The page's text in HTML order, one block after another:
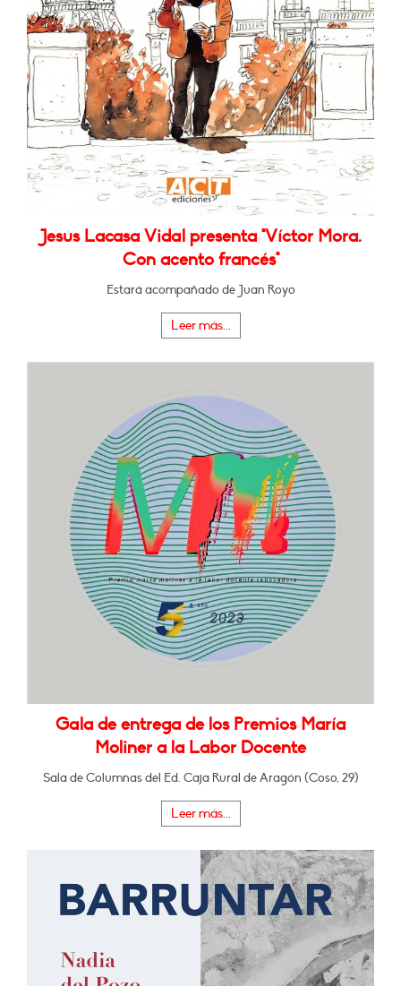
Jesus Lacasa Vidal presenta "Víctor Mora.
Con acento francés"
Estará acompañado de Juan Royo
Leer más...
Gala de entrega de los Premios María
Moliner a la Labor Docente
Sala de Columnas del Ed. Caja Rural de Aragón (Coso, 29)
Leer más...